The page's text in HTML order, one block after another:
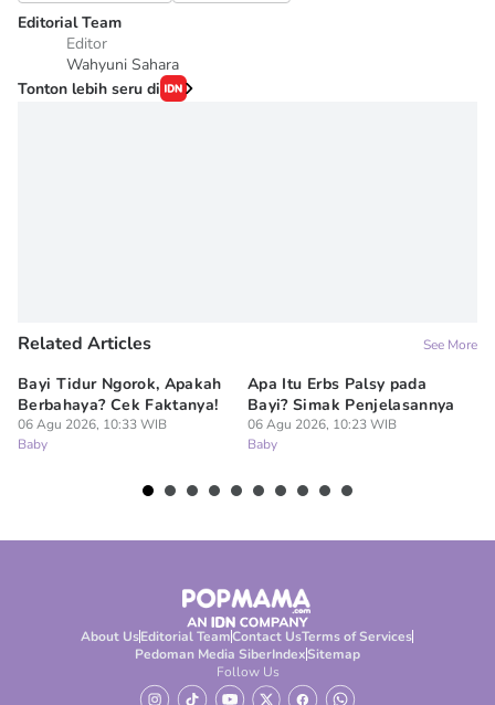
Editorial Team
Editor
Wahyuni Sahara
Tonton lebih seru di
Related Articles See More
Bayi Tidur Ngorok, Apakah
Berbahaya? Cek Faktanya!
06 Agu 2026, 10:33 WIB
Baby
Apa Itu Erbs Palsy pada
Bayi? Simak Penjelasannya
06 Agu 2026, 10:23 WIB
Baby
About UsEditorial TeamContact UsTerms of Services
Pedoman Media SiberIndexSitemap
Follow Us